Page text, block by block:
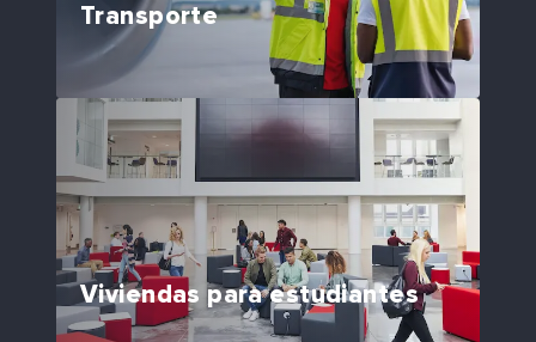
Transporte
Viviendas para estudiantes